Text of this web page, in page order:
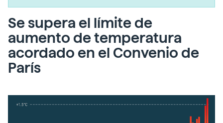
Se supera el límite de
aumento de temperatura
acordado en el Convenio de
París